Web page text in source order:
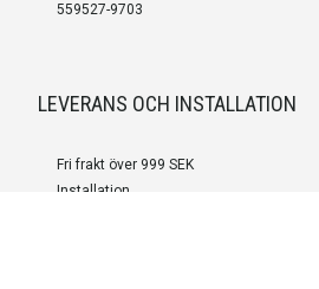
559527-9703
LEVERANS OCH INSTALLATION
Fri frakt över 999 SEK
Installation